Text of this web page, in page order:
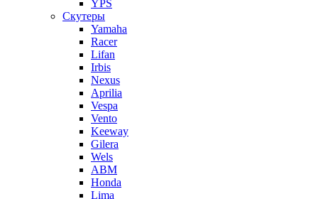
YPS
Скутеры
Yamaha
Racer
Lifan
Irbis
Nexus
Aprilia
Vespa
Vento
Keeway
Gilera
Wels
ABM
Honda
Lima